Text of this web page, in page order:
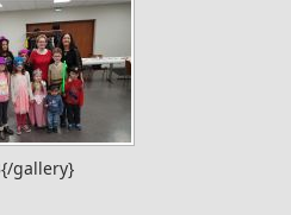
gallery}